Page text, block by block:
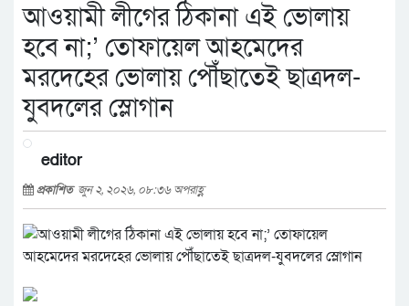
আওয়ামী লীগের ঠিকানা এই ভোলায়
হবে না;’ তোফায়েল আহমেদের
মরদেহের ভোলায় পৌঁছাতেই ছাত্রদল-
যুবদলের স্লোগান
editor
প্রকাশিত জুন ২, ২০২৬, ০৮:৩৬ অপরাহ্ণ